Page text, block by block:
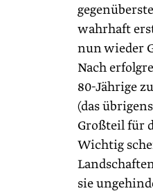
wahrhaft
nun wieder
Nach
80-Jährige
(das
Großteil für
Wichtig
sie